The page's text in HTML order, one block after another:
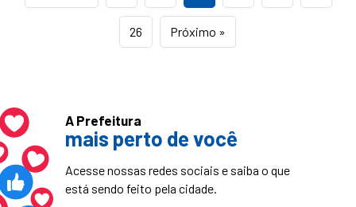
26 Próximo »
A Prefeitura
mais perto de você
Acesse nossas redes sociais e saiba o que
está sendo feito pela cidade.